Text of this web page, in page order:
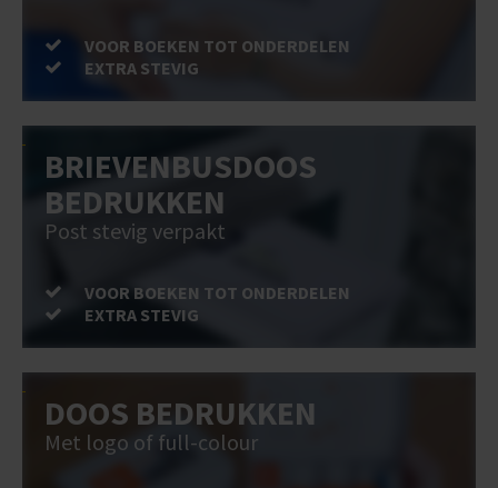
VOOR BOEKEN TOT ONDERDELEN
EXTRA STEVIG
BRIEVENBUSDOOS
BEDRUKKEN
Post stevig verpakt
VOOR BOEKEN TOT ONDERDELEN
EXTRA STEVIG
DOOS BEDRUKKEN
Met logo of full-colour